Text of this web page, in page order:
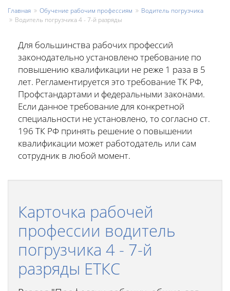
Главная Обучение рабочим профессиям
Водитель погрузчика
Водитель погрузчика 4 - 7-й разряды
Для большинства рабочих профессий
законодательно установлено требование по
повышению квалификации не реже 1 раза в 5
лет. Регламентируется это требование ТК РФ,
Профстандартами и федеральными законами.
Если данное требование для конкретной
специальности не установлено, то согласно ст.
196 ТК РФ принять решение о повышении
квалификации может работодатель или сам
сотрудник в любой момент.
Карточка рабочей
профессии водитель
погрузчика 4 - 7-й
разряды ЕТКС